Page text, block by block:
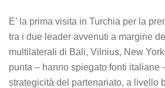
E’ la prima visita in Turchia per la
tra i due leader avvenuti a margine
multilaterali di Bali, Vilnius, New
punta – hanno spiegato fonti italiane
strategicità del partenariato, a livello